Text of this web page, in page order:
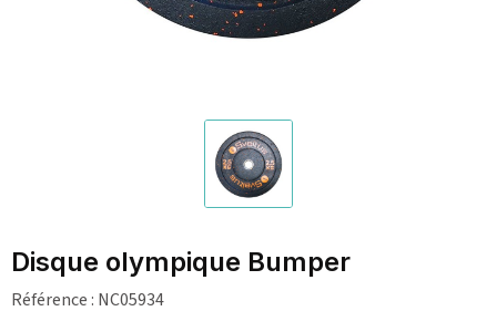
Disque olympique Bumper
Référence : NC05934